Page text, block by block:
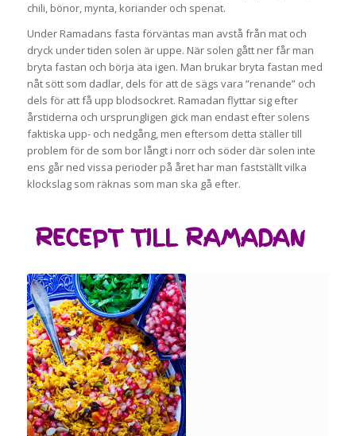
chili, bönor, mynta, koriander och spenat.
Under Ramadans fasta förväntas man avstå från mat och
dryck under tiden solen är uppe. När solen gått ner får man
bryta fastan och börja äta igen. Man brukar bryta fastan med
nåt sött som dadlar, dels för att de sägs vara ”renande” och
dels för att få upp blodsockret. Ramadan flyttar sig efter
årstiderna och ursprungligen gick man endast efter solens
faktiska upp- och nedgång, men eftersom detta ställer till
problem för de som bor långt i norr och söder där solen inte
ens går ned vissa perioder på året har man fastställt vilka
klockslag som räknas som man ska gå efter.
RECEPT TILL RAMADAN